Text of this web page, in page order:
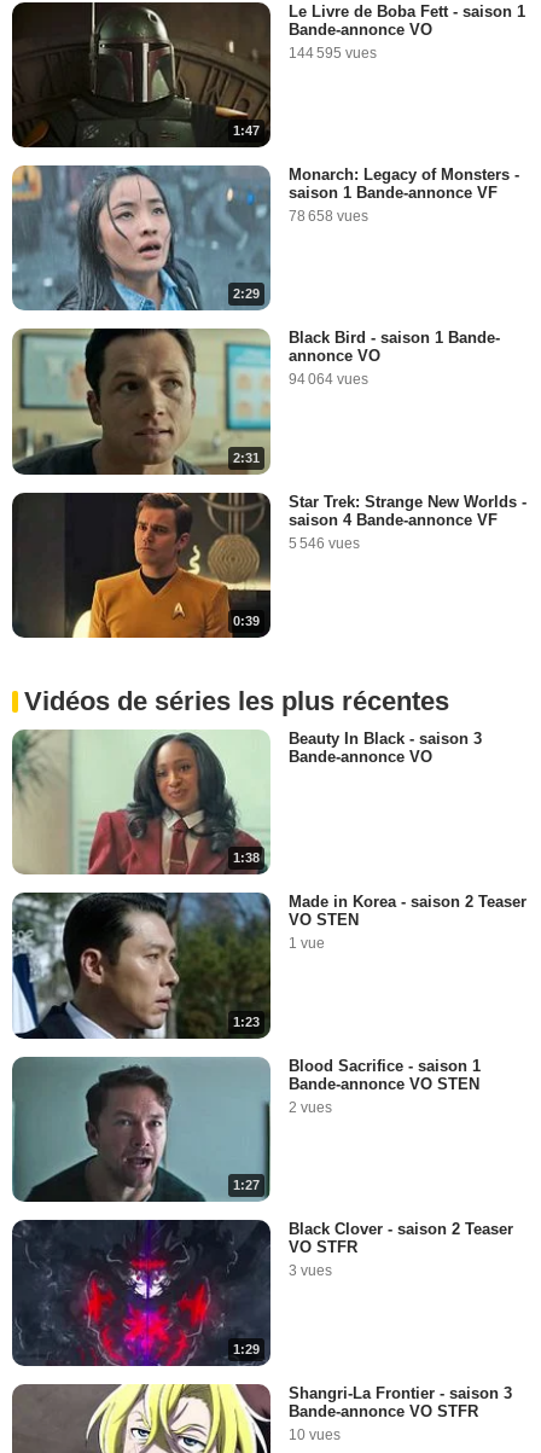
1:47
Le Livre de Boba Fett - saison 1
Bande-annonce VO
144 595 vues
2:29
Monarch: Legacy of Monsters -
saison 1 Bande-annonce VF
78 658 vues
2:31
Black Bird - saison 1 Bande-
annonce VO
94 064 vues
0:39
Star Trek: Strange New Worlds -
saison 4 Bande-annonce VF
5 546 vues
Vidéos de séries les plus récentes
1:38
Beauty In Black - saison 3
Bande-annonce VO
1:23
Made in Korea - saison 2 Teaser
VO STEN
1 vue
1:27
Blood Sacrifice - saison 1
Bande-annonce VO STEN
2 vues
1:29
Black Clover - saison 2 Teaser
VO STFR
3 vues
Shangri-La Frontier - saison 3
Bande-annonce VO STFR
10 vues